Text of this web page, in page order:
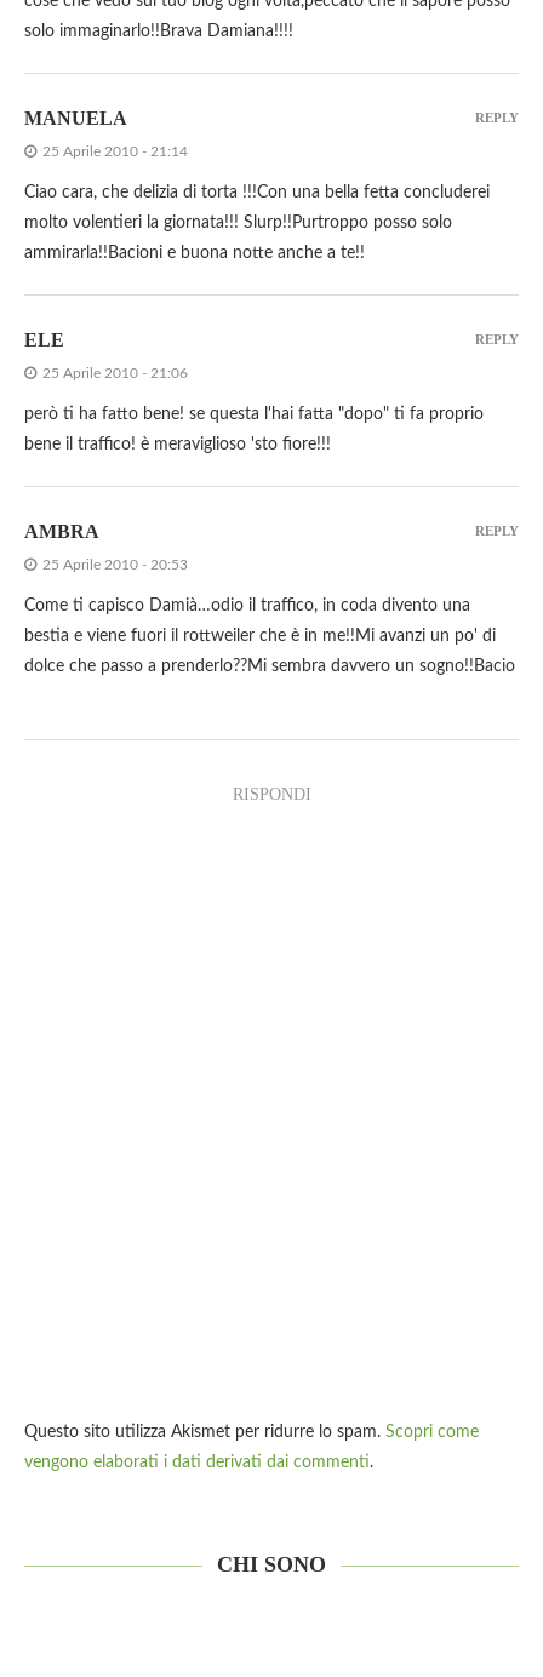
solo immaginarlo!!Brava Damiana!!!!
MANUELA
25 Aprile 2010 - 21:14
Ciao cara, che delizia di torta !!!Con una bella fetta concluderei
molto volentieri la giornata!!! Slurp!!Purtroppo posso solo
ammirarla!!Bacioni e buona notte anche a te!!
REPLY
ELE
25 Aprile 2010 - 21:06
però ti ha fatto bene! se questa l'hai fatta "dopo" ti fa proprio
bene il traffico! è meraviglioso 'sto fiore!!!
REPLY
AMBRA
25 Aprile 2010 - 20:53
Come ti capisco Damià…odio il traffico, in coda divento una
bestia e viene fuori il rottweiler che è in me!!Mi avanzi un po' di
dolce che passo a prenderlo??Mi sembra davvero un sogno!!Bacio
REPLY
RISPONDI
Questo sito utilizza Akismet per ridurre lo spam. Scopri come
vengono elaborati i dati derivati dai commenti.
CHI SONO